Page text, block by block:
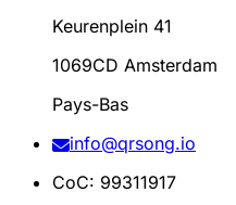
Keurenplein 41
1069CD Amsterdam
Pays-Bas
info@qrsong.io
CoC: 99311917